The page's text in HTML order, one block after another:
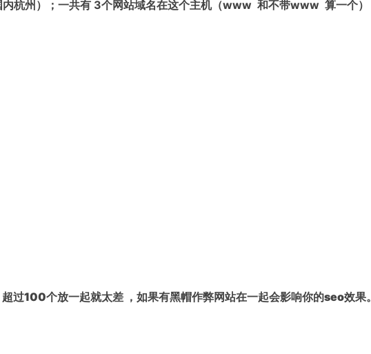
杭州）；一共有 3个网站域名在这个主机（www 和不带www 算一个）
100个放一起就太差 ，如果有黑帽作弊网站在一起会影响你的seo效果。